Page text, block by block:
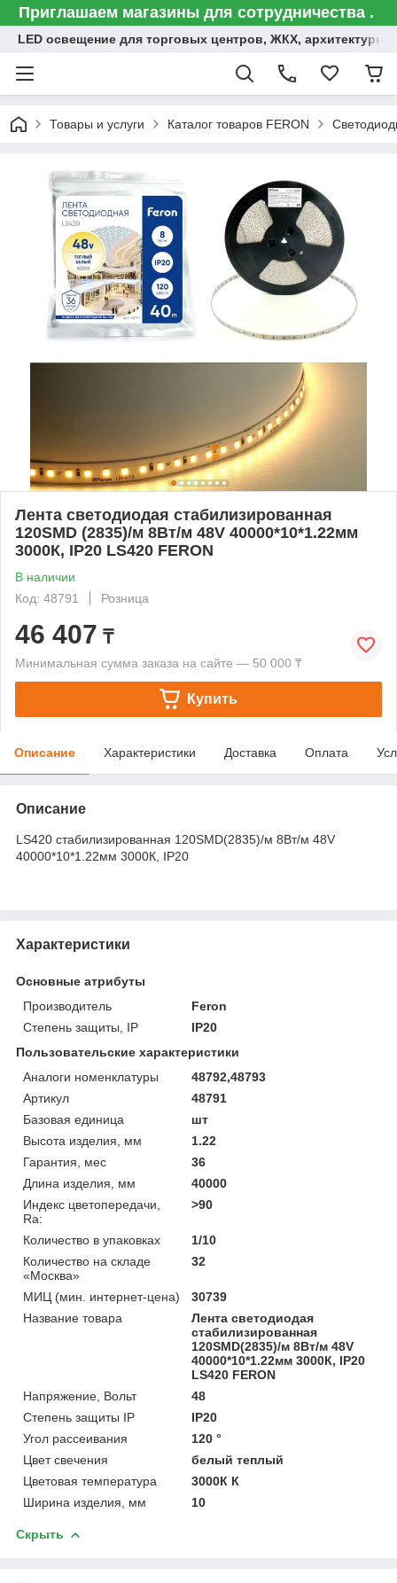
Приглашаем магазины для сотрудничества .
LED освещение для торговых центров, ЖКХ,
Товары и услуги Каталог товаров FERON
Лента светодиодая стабилизированная
120SMD (2835)/м 8Вт/м 48V 40000*10*1.22мм
3000К, IP20 LS420 FERON
В наличии
Код: 48791
Розница
46 407 ₸
Минимальная сумма заказа на сайте — 50 000 ₸
Купить
Описание Характеристики Доставка Оплата
Описание
LS420 стабилизированная 120SMD(2835)/м 8Вт/м 48V
40000*10*1.22мм 3000К, IP20
Характеристики
Основные атрибуты
Производитель
Feron
Степень защиты, IP
IP20
Пользовательские характеристики
Аналоги номенклатуры
48792,48793
Артикул
48791
Базовая единица
шт
Высота изделия, мм
1.22
Гарантия, мес
36
Длина изделия, мм
40000
Индекс цветопередачи,
Ra:
>90
Количество в упаковках
1/10
Количество на складе
«Москва»
32
МИЦ (мин. интернет-цена)
30739
Название товара
Лента светодиодая
стабилизированная
120SMD(2835)/м 8Вт/м 48V
40000*10*1.22мм 3000К, IP20
LS420 FERON
Напряжение, Вольт
48
Степень защиты IP
IP20
Угол рассеивания
120 °
Цвет свечения
белый теплый
Цветовая температура
3000К К
Ширина изделия, мм
10
Скрыть